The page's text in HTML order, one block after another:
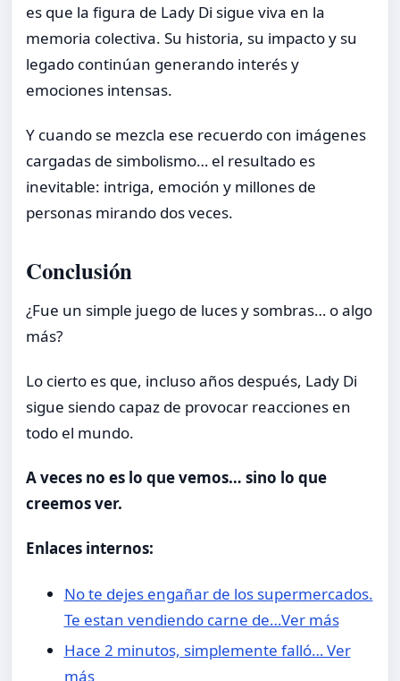
es que la figura de Lady Di sigue viva en la
memoria colectiva. Su historia, su impacto y su
legado continúan generando interés y
emociones intensas.
Y cuando se mezcla ese recuerdo con imágenes
cargadas de simbolismo… el resultado es
inevitable: intriga, emoción y millones de
personas mirando dos veces.
Conclusión
¿Fue un simple juego de luces y sombras… o algo
más?
Lo cierto es que, incluso años después, Lady Di
sigue siendo capaz de provocar reacciones en
todo el mundo.
A veces no es lo que vemos… sino lo que
creemos ver.
Enlaces internos:
No te dejes engañar de los supermercados.
Te estan vendiendo carne de…Ver más
Hace 2 minutos, simplemente falló… Ver
más